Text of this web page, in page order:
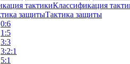
Классификация
Тактика защиты
0:6
1:5
3:3
3:2:1
5:1